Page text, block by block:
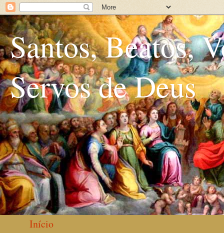
Santos, Beatos,
Servos de Deus
Início